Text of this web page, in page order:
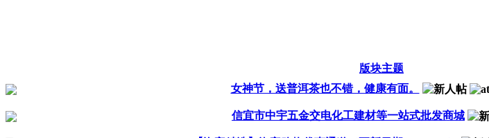
版块主题
女神节，送普洱茶也不错，健康有面。
信宜市中宇五金交电化工建材等一站式批发商城